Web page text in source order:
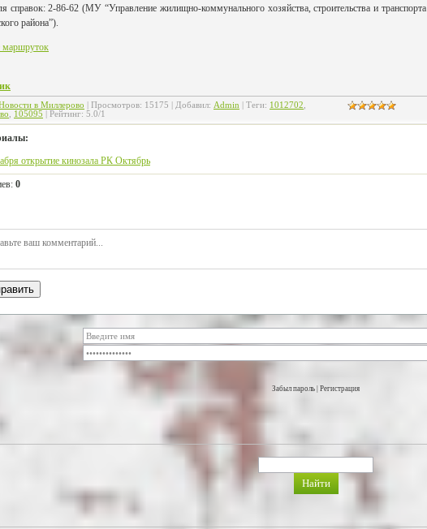
справок: 2-86-62 (МУ “Управление жилищно-коммунального хозяйства, строительства и транспорта
района”).
маршруток
в Миллерово Просмотров: 15175 Добавил: Admin Теги: 1012702
105095 Рейтинг: 5.0/1
открытие кинозала РК Октябрь
: 0
Забыл пароль Регистрация